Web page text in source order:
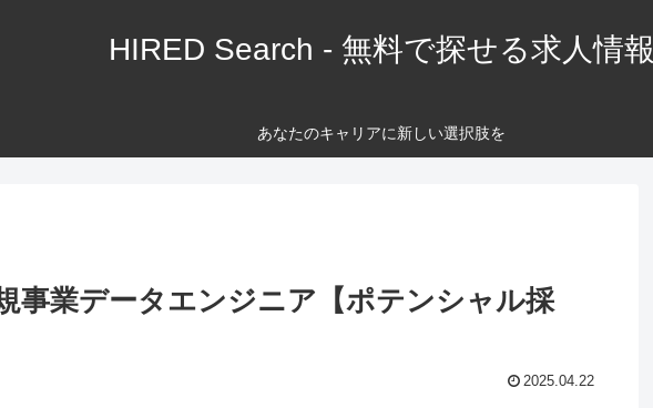
HIRED Search - 無料で探せる求人情報
あなたのキャリアに新しい選択肢を
事業データエンジニア【ポテンシャル採
2025.04.22